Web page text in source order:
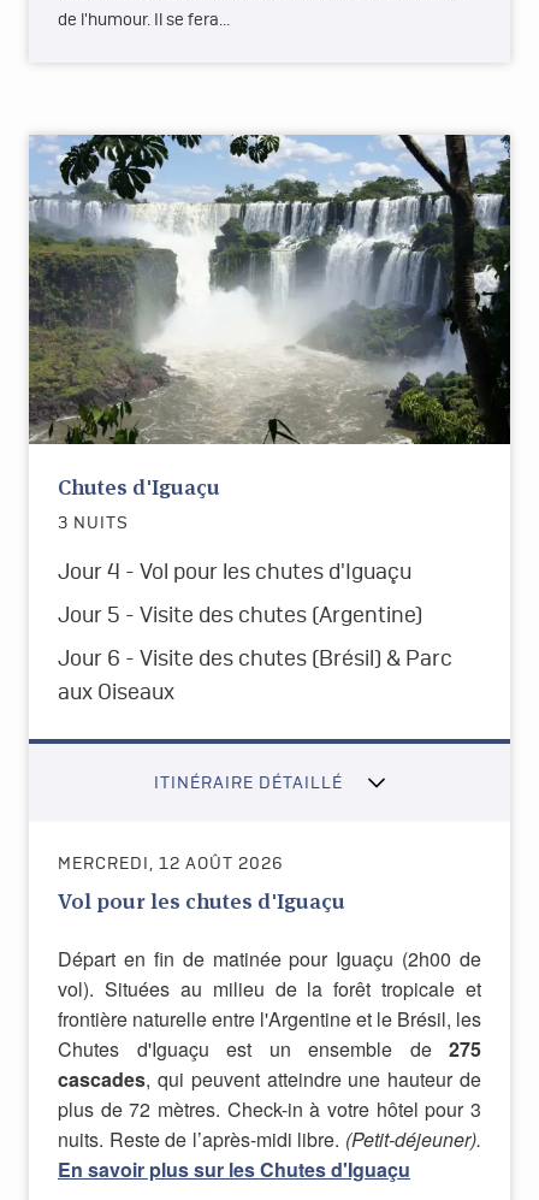
de l'humour. Il se fera…
Chutes d'Iguaçu
3 NUITS
Jour 4 - Vol pour les chutes d'Iguaçu
Jour 5 - Visite des chutes (Argentine)
Jour 6 - Visite des chutes (Brésil) & Parc
aux Oiseaux
ITINÉRAIRE DÉTAILLÉ
MERCREDI, 12 AOÛT 2026
Vol pour les chutes d'Iguaçu
Départ en fin de matinée pour Iguaçu (2h00 de
vol). Situées au milieu de la forêt tropicale et
frontière naturelle entre l'Argentine et le Brésil, les
Chutes d'Iguaçu est un ensemble de 275
cascades, qui peuvent atteindre une hauteur de
plus de 72 mètres. Check-in à votre hôtel pour 3
nuits. Reste de l’après-midi libre. (Petit-déjeuner).
En savoir plus sur les Chutes d'Iguaçu